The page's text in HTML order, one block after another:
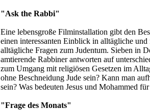
"Ask the Rabbi"
Eine lebensgroße Filminstallation gibt den
einen interessanten Einblick in alltägliche und
alltägliche Fragen zum Judentum. Sieben in
amtierende Rabbiner antworten auf
zum Umgang mit religiösen Gesetzen im
ohne Beschneidung Jude sein? Kann man
sein? Was bedeuten Jesus und Mohammed
"Frage des Monats"